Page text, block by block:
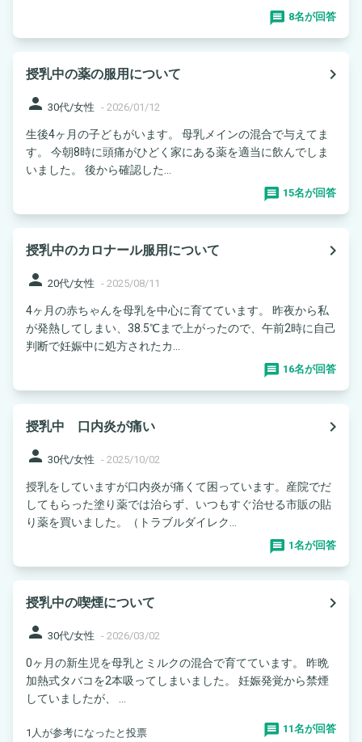
8名が回答
授乳中の薬の服用について
navigate_next
person 30代/女性 - 2026/01/12
生後4ヶ月の子どもがいます。 母乳メインの混合で与えてま
す。 今朝8時に頭痛がひどく家にある薬を適当に飲んでしま
いました。 後から確認した...
15名が回答
授乳中のカロナール服用について
navigate_next
person 20代/女性 - 2025/08/11
4ヶ月の赤ちゃんを母乳を中心に育てています。 昨夜から私
が発熱してしまい、38.5℃まで上がったので、午前2時に自己
判断で妊娠中に処方されたカ...
16名が回答
授乳中 口内炎が痛い
navigate_next
person 30代/女性 - 2025/10/02
授乳をしていますが口内炎が痛くて困っています。産院でだ
してもらった塗り薬では治らず、いつもすぐ治せる市販の貼
り薬を買いました。（トラブルダイレク...
1名が回答
授乳中の喫煙について
navigate_next
person 30代/女性 - 2026/03/02
0ヶ月の新生児を母乳とミルクの混合で育てています。 昨晩
加熱式タバコを2本吸ってしまいました。 妊娠発覚から禁煙
していましたが、 ...
1人が参考になったと投票 11名が回答